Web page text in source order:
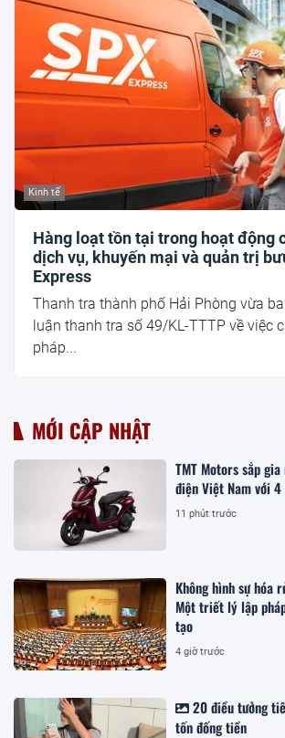
Kinh tế
Hàng loạt tồn tại trong hoạt động
dịch vụ, khuyến mại và quản trị
Express
Thanh tra thành phố Hải Phòng vừa
luận thanh tra số 49/KL-TTTP về việc
pháp...
MỚI CẬP NHẬT
TMT Motors sắp
điện Việt Nam với 4
11 phút trước
Không hình sự hóa
Một triết lý lập
tạo
4 giờ trước
20 điều tưởng tiết kiệm nhưng lại
tốn đống tiền